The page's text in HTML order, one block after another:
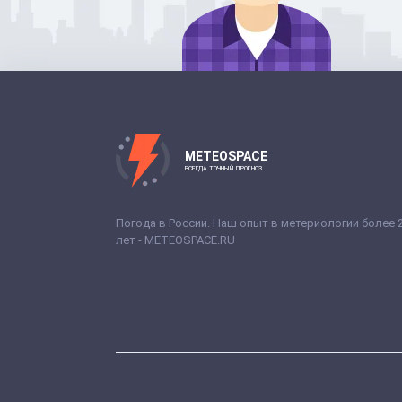
METEOSPACE
ВСЕГДА ТОЧНЫЙ ПРОГНОЗ
Погода в России. Наш опыт в метериологии более
лет - METEOSPACE.RU